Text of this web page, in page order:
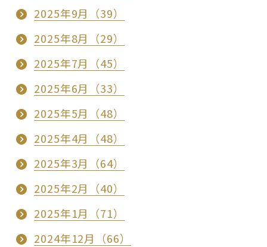
2025年9月（39）
2025年8月（29）
2025年7月（45）
2025年6月（33）
2025年5月（48）
2025年4月（48）
2025年3月（64）
2025年2月（40）
2025年1月（71）
2024年12月（66）